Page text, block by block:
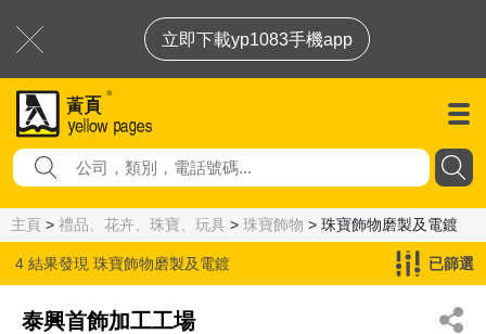
立即下載yp1083手機app
主頁 > 禮品、花卉、珠寶、玩具 > 珠寶飾物 > 珠寶飾物磨製及電鍍
4 結果發現 珠寶飾物磨製及電鍍 已篩選
泰興首飾加工工場